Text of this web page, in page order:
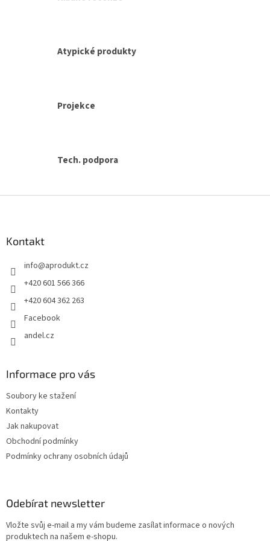
Atypické produkty
Projekce
Tech. podpora
Kontakt
info@aprodukt.cz
+420 601 566 366
+420 604 362 263
Facebook
andel.cz
Informace pro vás
Soubory ke stažení
Kontakty
Jak nakupovat
Obchodní podmínky
Podmínky ochrany osobních údajů
Odebírat newsletter
Vložte svůj e-mail a my vám budeme zasílat informace o nových
produktech na našem e-shopu.